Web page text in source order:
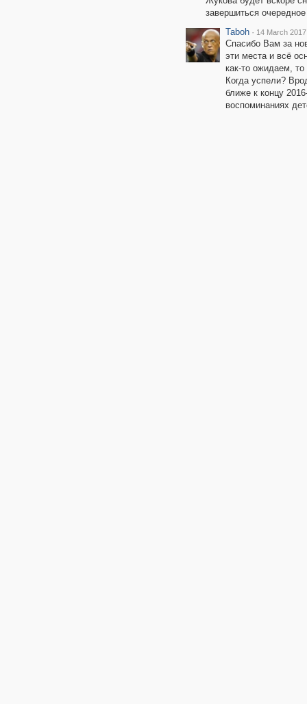
завершиться
Taboh · 14 March
Спасибо Вам за
эти места и всё
как-то ожидаем,
Когда успели?
ближе к концу
воспоминаниях